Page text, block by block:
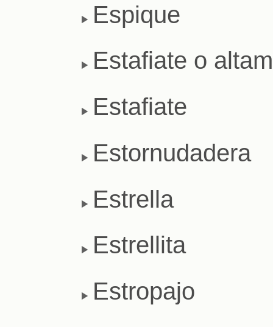
Espique
Estafiate o
Estafiate
Estornudadera
Estrella
Estrellita
Estropajo